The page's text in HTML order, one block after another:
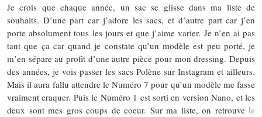
Je crois que chaque année, un sac se glisse dans ma liste de
souhaits. D’une part car j’adore les sacs, et d’autre part car j’en
porte absolument tous les jours et que j’aime varier. Je n’en ai pas
tant que ça car quand je constate qu’un modèle est peu porté, je
m’en sépare au profit d’une autre pièce pour mon dressing. Depuis
des années, je vois passer les sacs Polène sur Instagram et ailleurs.
Mais il aura fallu attendre le Numéro 7 pour qu’un modèle me fasse
vraiment craquer. Puis le Numéro 1 est sorti en version Nano, et les
deux sont mes gros coups de coeur. Sur ma liste, on retrouve le